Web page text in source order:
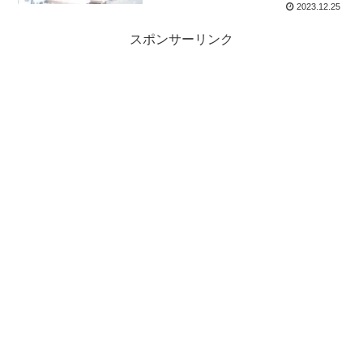
2023.12.25
スポンサーリンク